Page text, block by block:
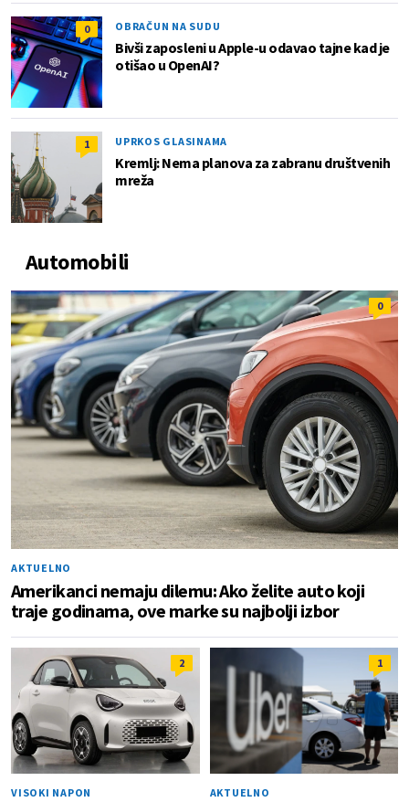
0 OBRAČUN NA SUDU
Bivši zaposleni u Apple-u odavao tajne kad je
otišao u OpenAI?
1 UPRKOS GLASINAMA
Kremlj: Nema planova za zabranu društvenih
mreža
Automobili
0
AKTUELNO
Amerikanci nemaju dilemu: Ako želite auto koji
traje godinama, ove marke su najbolji izbor
2
VISOKI NAPON
1
AKTUELNO